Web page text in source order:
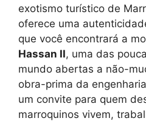
exotismo turístico de
oferece uma
que você encontrará a
Hassan II, uma das
mundo abertas a não-
obra-prima da
um convite para quem
marroquinos vivem,